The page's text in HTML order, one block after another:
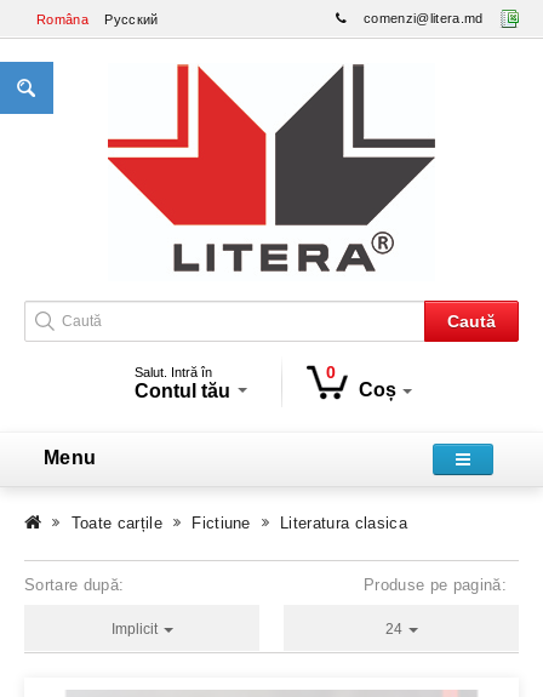
Româna Русский comenzi@litera.md
Caută
Salut. Intră în
Contul tău
0
Coș
Menu
Toate carțile Fictiune Literatura clasica
Sortare după:
Implicit
Produse pe pagină:
24